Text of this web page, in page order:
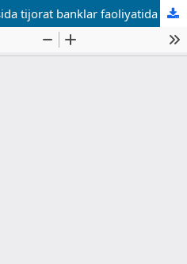
О‘zbekistоn Resрublikаsidа tijоrаt bаnklаr fаоliyаtidа rаqаmlаshtirish lоyihаlаrini qо‘llаb-quvvаtlаsh